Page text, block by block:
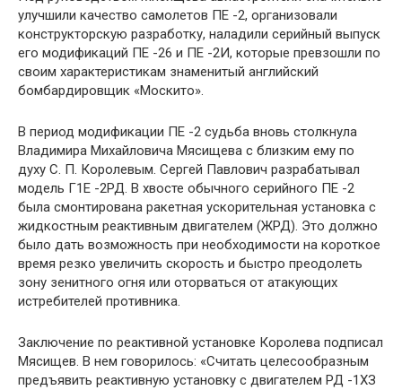
улучшили качество самолетов ПЕ -2, организовали
конструкторскую разработку, наладили серийный выпуск
его модификаций ПЕ -26 и ПЕ -2И, которые превзошли по
своим характеристикам знаменитый английский
бомбардировщик «Москито».
В период модификации ПЕ -2 судьба вновь столкнула
Владимира Михайловича Мясищева с близким ему по
духу С. П. Королевым. Сергей Павлович разрабатывал
модель Г1Е -2РД. В хвосте обычного серийного ПЕ -2
была смонтирована ракетная ускорительная установка с
жидкостным реактивным двигателем (ЖРД). Это должно
было дать возможность при необходимости на короткое
время резко увеличить скорость и быстро преодолеть
зону зенитного огня или оторваться от атакующих
истребителей противника.
Заключение по реактивной установке Королева подписал
Мясищев. В нем говорилось: «Считать целесообразным
предъявить реактивную установку с двигателем РД -1ХЗ